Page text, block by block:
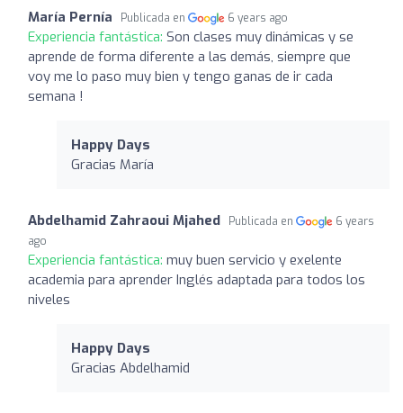
María Pernía Publicada en 6 years ago
Experiencia fantástica: Son clases muy dinámicas y se
aprende de forma diferente a las demás, siempre que
voy me lo paso muy bien y tengo ganas de ir cada
semana !
Happy Days
Gracias María
Abdelhamid Zahraoui Mjahed Publicada en
6 years
ago
Experiencia fantástica: muy buen servicio y exelente
academia para aprender Inglés adaptada para todos los
niveles
Happy Days
Gracias Abdelhamid